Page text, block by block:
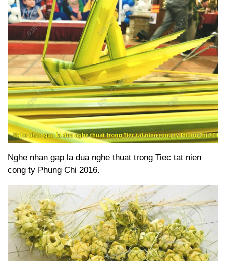
Nghe nhan gap la dua nghe thuat trong Tiec tat nien
cong ty Phung Chi 2016.